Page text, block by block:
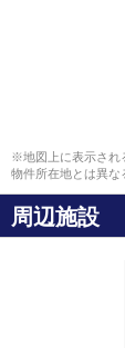
※地図上に表示され
物件所在地とは異な
周辺施設